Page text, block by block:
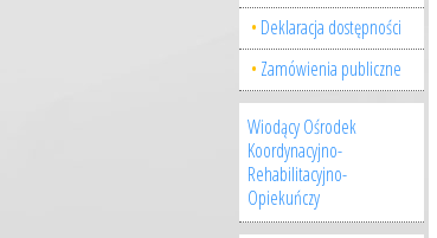
Deklaracja dostępności
Zamówienia publiczne
Wiodący Ośrodek
Koordynacyjno-
Rehabilitacyjno-
Opiekuńczy